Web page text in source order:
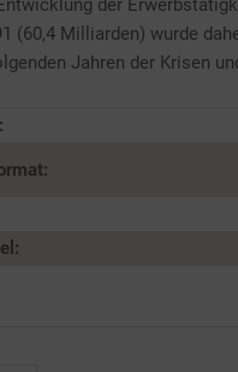
der
(60,4 Milliarden) wurde
Jahren der Krisen